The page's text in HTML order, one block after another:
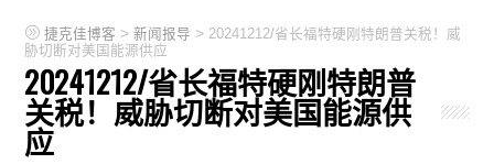
捷克佳博客 >新闻报导 > 20241212/省长福特硬刚特朗普关税！威
胁切断对美国能源供应
20241212/省长福特硬刚特朗普
关税！威胁切断对美国能源供
应